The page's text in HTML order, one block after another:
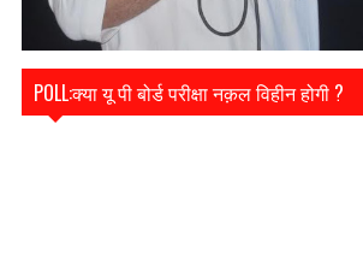
POLL:क्या यू पी बोर्ड परीक्षा नक़ल विहीन होगी ?